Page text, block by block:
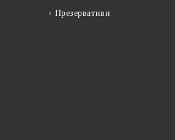
Презервативи